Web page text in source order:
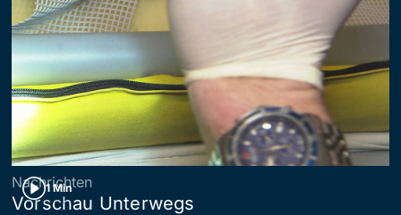
1 Min
Nachrichten
Vorschau Unterwegs